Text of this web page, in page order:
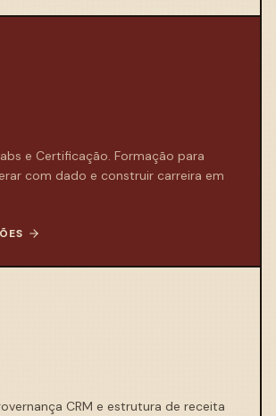
e Certificação. Formação para
com dado e construir carreira em
CRM e estrutura de receita